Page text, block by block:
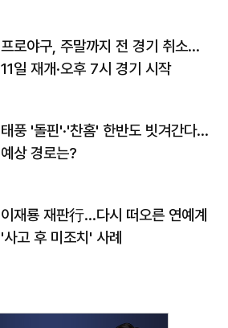
프로야구, 주말까지 전 경기 취소…
11일 재개·오후 7시 경기 시작
태풍 '돌핀'·'찬홈' 한반도 빗겨간다…
예상 경로는?
이재룡 재판行…다시 떠오른 연예계
'사고 후 미조치' 사례